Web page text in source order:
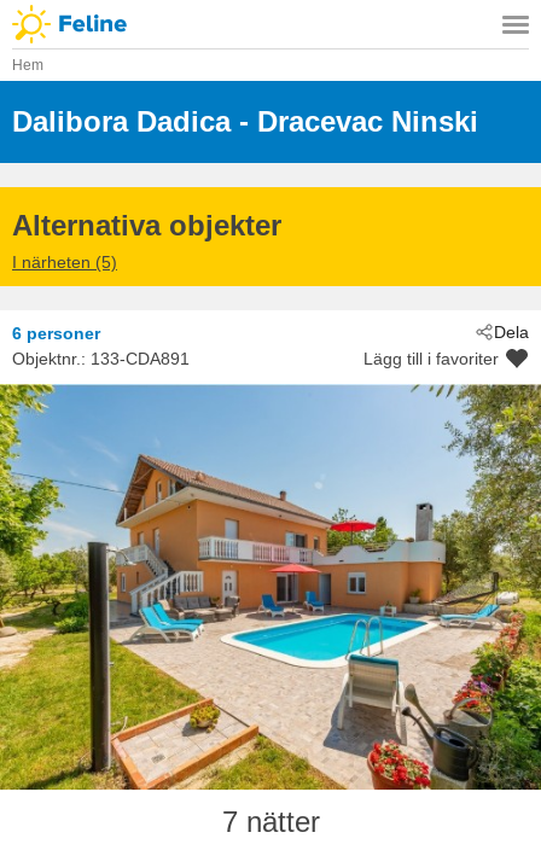
Hem
Dalibora Dadica
- Zadar - Dracevac
- 23241
- Dracevac Ninski
Alternativa objekter
I närheten (5)
Dela
6 personer
Objektnr.: 133-CDA891 Lägg till i favoriter
7 nätter